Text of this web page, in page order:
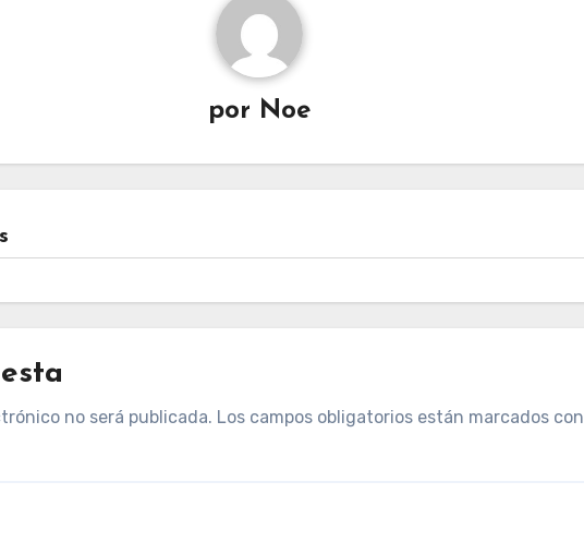
por Noe
no será publicada. Los campos obligatorios están marcados con